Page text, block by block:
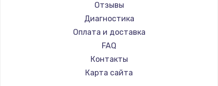
Отзывы
Диагностика
Оплата и доставка
FAQ
Контакты
Карта сайта